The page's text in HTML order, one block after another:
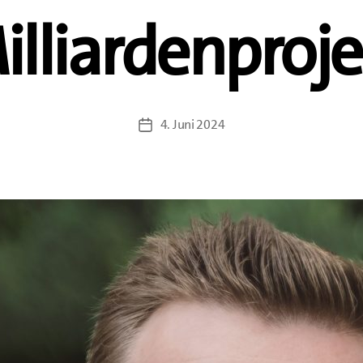
Veröffentlichungsdatum
4. Juni 2024